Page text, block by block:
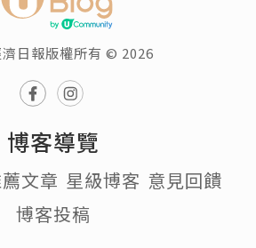
日報版權所有 © 2026
博客導覽
文章 星級博客 意見回饋
博客投稿